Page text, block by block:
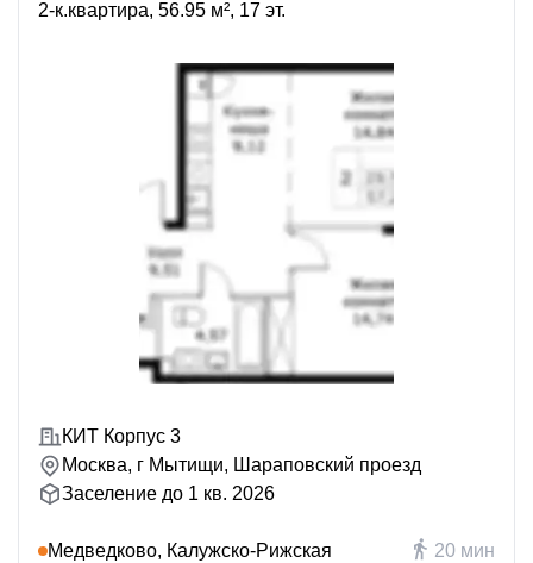
2-к.квартира, 56.95 м², 17 эт.
КИТ Корпус 3
Москва, г Мытищи, Шараповский проезд
Заселение до 1 кв. 2026
Медведково, Калужско-Рижская 20 мин